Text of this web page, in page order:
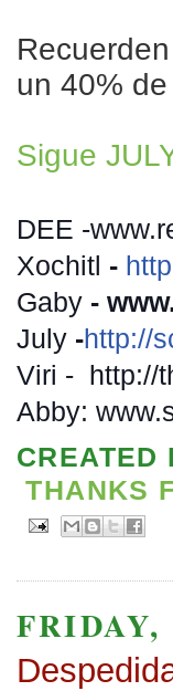
un 40%
Sigue
DEE -
Xochitl -
Gaby -
July -http://
Viri - http://
Abby:
CREATED
THANKS
FRIDAY,